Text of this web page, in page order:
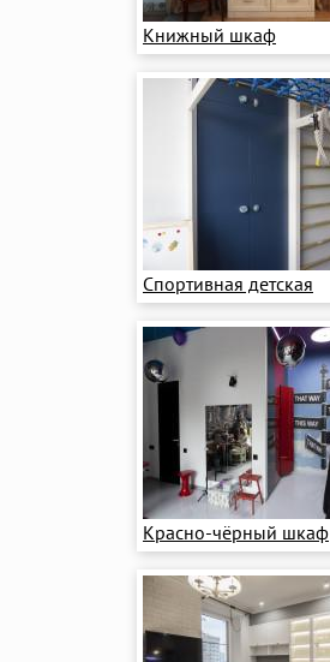
Книжный шкаф
Спортивная детская
Красно-чёрный шкаф